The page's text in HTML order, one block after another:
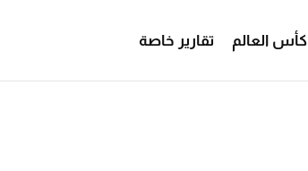
كأس العالم تقارير خاصة